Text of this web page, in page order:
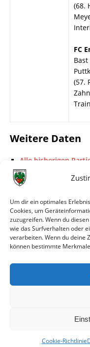
Um dir ein optimales
Cookies, um
zuzugreifen. Wenn du
wie das Surfverhalten oder
verarbeiten. Wenn du deine
können bestimmte
Cookie-Richtlinie
(68.
FC
(57.
Weitere Daten
Alle bisherigen
anzeigen
Datum
25.05.2026
FuPa.net
©